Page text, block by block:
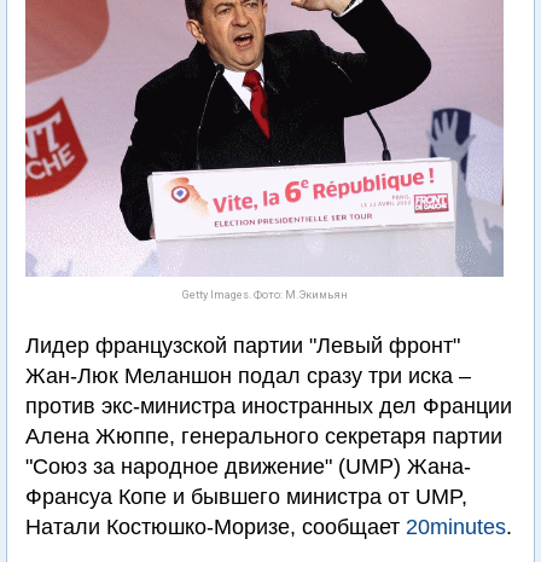
Getty Images. Фото: М.Экимьян
Лидер французской партии "Левый фронт"
Жан-Люк Меланшон подал сразу три иска –
против экс-министра иностранных дел Франции
Алена Жюппе, генерального секретаря партии
"Союз за народное движение" (UMP) Жана-
Франсуа Копе и бывшего министра от UMP,
Натали Костюшко-Моризе, сообщает 20minutes.